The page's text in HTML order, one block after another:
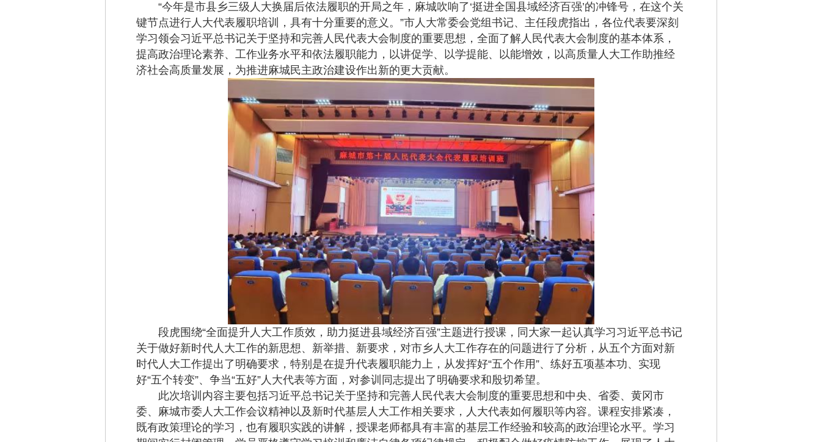
“今年是市县乡三级人大换届后依法履职的开局之年，麻城吹响了‘挺进全国县域经济百强’的冲锋号，在这个关
键节点进行人大代表履职培训，具有十分重要的意义。”市人大常委会党组书记、主任段虎指出，各位代表要深刻
学习领会习近平总书记关于坚持和完善人民代表大会制度的重要思想，全面了解人民代表大会制度的基本体系，
提高政治理论素养、工作业务水平和依法履职能力，以讲促学、以学提能、以能增效，以高质量人大工作助推经
济社会高质量发展，为推进麻城民主政治建设作出新的更大贡献。
段虎围绕“全面提升人大工作质效，助力挺进县域经济百强”主题进行授课，同大家一起认真学习习近平总书记
关于做好新时代人大工作的新思想、新举措、新要求，对市乡人大工作存在的问题进行了分析，从五个方面对新
时代人大工作提出了明确要求，特别是在提升代表履职能力上，从发挥好“五个作用”、练好五项基本功、实现
好“五个转变”、争当“五好”人大代表等方面，对参训同志提出了明确要求和殷切希望。
此次培训内容主要包括习近平总书记关于坚持和完善人民代表大会制度的重要思想和中央、省委、黄冈市
委、麻城市委人大工作会议精神以及新时代基层人大工作相关要求，人大代表如何履职等内容。课程安排紧凑，
既有政策理论的学习，也有履职实践的讲解，授课老师都具有丰富的基层工作经验和较高的政治理论水平。学习